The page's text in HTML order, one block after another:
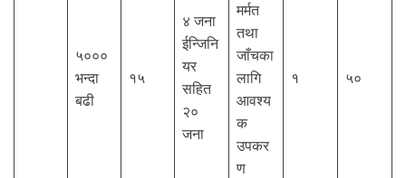
५०००
भन्दा
बढी
१५
४ जना
ईन्जिनि
यर
सहित
२०
जना
मर्मत
तथा
जाँचका
लागि
आवश्य
क
उपकर
ण
१ ५०